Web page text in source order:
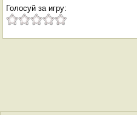
Голосуй за игру: